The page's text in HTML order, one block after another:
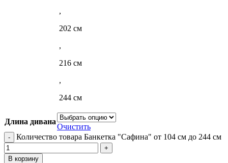
,
202 см
,
216 см
,
244 см
Длина дивана
Очистить
Количество товара Банкетка "Сафина" от 104 см до 244 см
В корзину